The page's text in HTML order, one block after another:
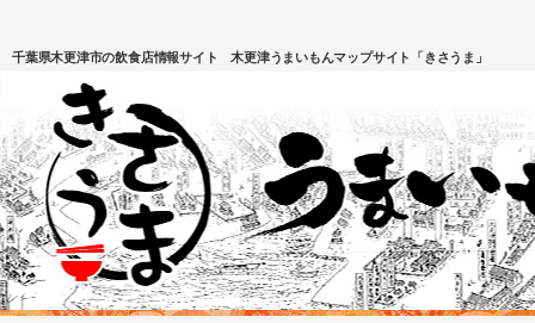
千葉県木更津市の飲食店情報サイト 木更津うまいもんマップサイト「きさうま」